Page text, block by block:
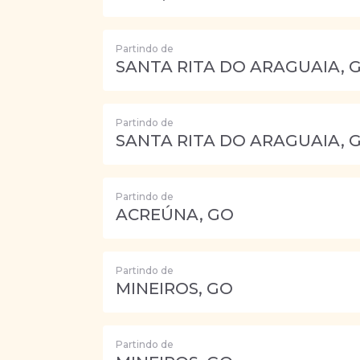
Partindo de
SANTA RITA DO ARAGUAIA,
Partindo de
SANTA RITA DO ARAGUAIA,
Partindo de
ACREÚNA, GO
Partindo de
MINEIROS, GO
Partindo de